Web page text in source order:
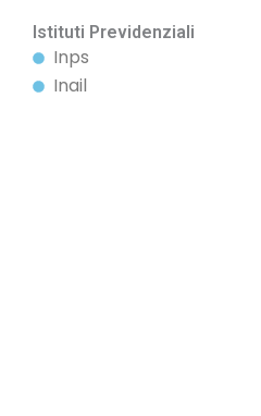
Istituti Previdenziali
Inps
Inail